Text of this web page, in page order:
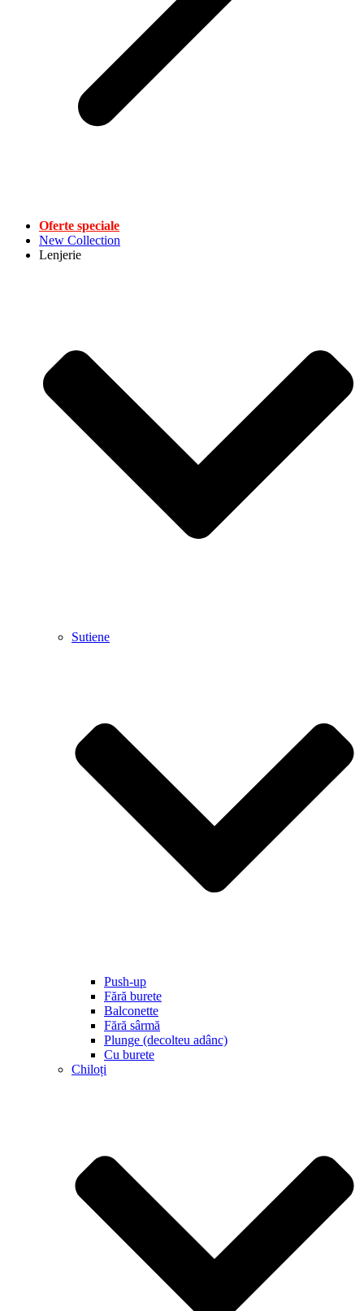
Oferte speciale
New Collection
Lenjerie
Sutiene
Push-up
Fără burete
Balconette
Fără sârmă
Plunge (decolteu adânc)
Cu burete
Chiloți